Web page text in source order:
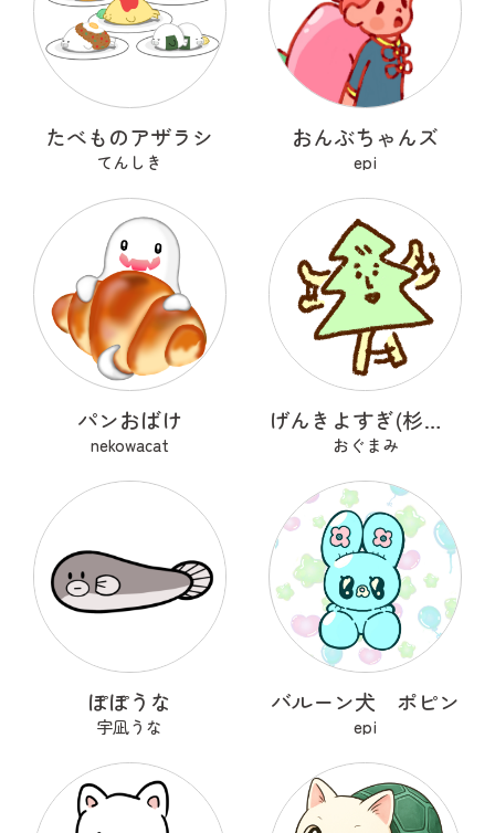
たべものアザラシ
てんしき
おんぶちゃんズ
epi
パンおばけ
nekowacat
げんきよすぎ(杉の木)
おぐまみ
ぽぽうな
宇凪うな
バルーン犬 ポピン
epi